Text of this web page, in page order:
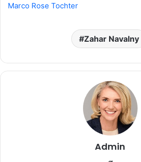
Marco Rose Tochter
Zahar Navalny
Admin